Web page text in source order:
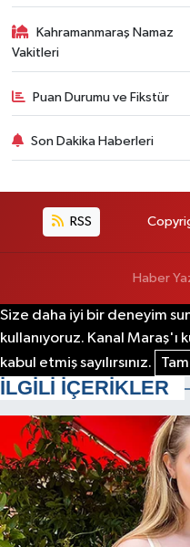
Kahramanmaraş Namaz
Vakitleri
Puan Durumu ve Fikstür
Son Dakika Haberleri
RSS
Haber
Size daha iyi bir deneyim
kullanıyoruz. Kanal Maraş'ı
kabul etmiş sayılırsınız.